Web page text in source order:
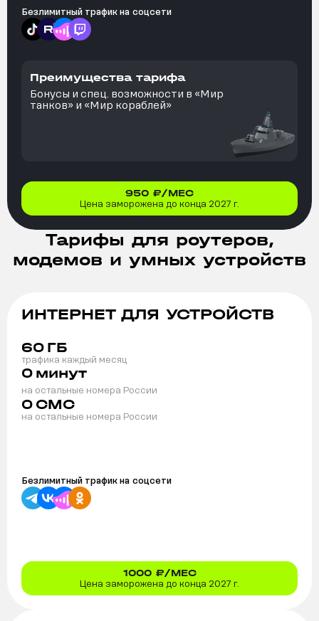
Безлимитный трафик на соцсети
Преимущества тарифа
Бонусы и спец. возможности в «Мир
танков» и «Мир кораблей»
950 ₽/МЕС
Цена заморожена до конца 2027 г.
Тарифы для роутеров,
модемов и умных устройств
ИНТЕРНЕТ ДЛЯ УСТРОЙСТВ
60 ГБ
трафика каждый месяц
0 минут
на остальные номера России
0 СМС
на остальные номера России
Безлимитный трафик на соцсети
1000 ₽/МЕС
Цена заморожена до конца 2027 г.